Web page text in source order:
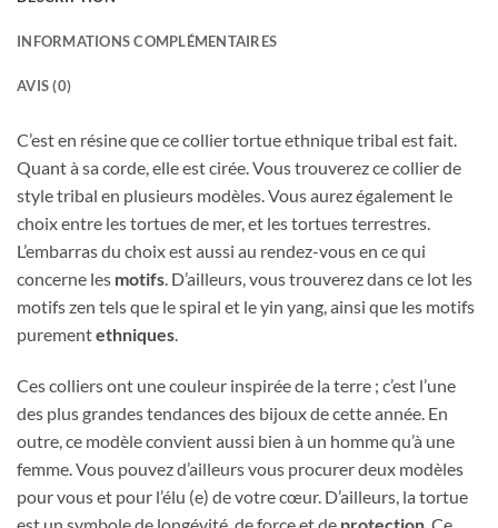
INFORMATIONS COMPLÉMENTAIRES
AVIS (0)
C’est en résine que ce collier tortue ethnique tribal est fait.
Quant à sa corde, elle est cirée. Vous trouverez ce collier de
style tribal en plusieurs modèles. Vous aurez également le
choix entre les tortues de mer, et les tortues terrestres.
L’embarras du choix est aussi au rendez-vous en ce qui
concerne les motifs. D’ailleurs, vous trouverez dans ce lot les
motifs zen tels que le spiral et le yin yang, ainsi que les motifs
purementethniques.
Ces colliers ont une couleur inspirée de la terre ; c’est l’une
des plus grandes tendances des bijoux de cette année. En
outre, ce modèle convient aussi bien à un homme qu’à une
femme. Vous pouvez d’ailleurs vous procurer deux modèles
pour vous et pour l’élu (e) de votre cœur. D’ailleurs, la tortue